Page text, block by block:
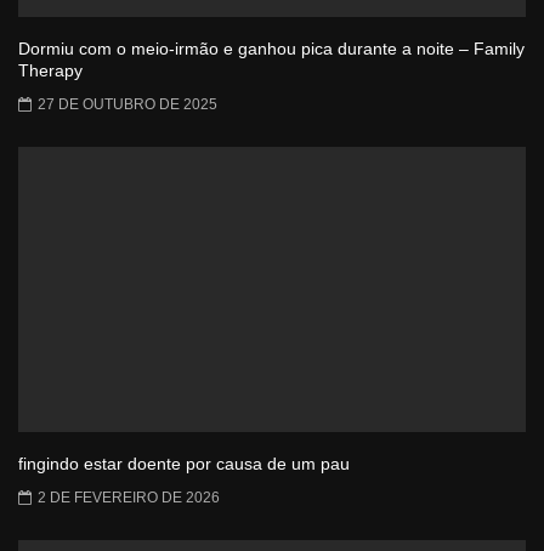
Dormiu com o meio-irmão e ganhou pica durante a noite – Family
Therapy
27 DE OUTUBRO DE 2025
fingindo estar doente por causa de um pau
2 DE FEVEREIRO DE 2026